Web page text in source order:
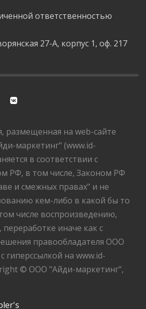
ответственностью
27-А, корпус 1, оф. 217
размещенная на web-сайте
маркетинг" (www.id-
в соответствии с
РФ, в том числе, Законом РФ
и смежных правах" и не
кем-либо в какой бы то
числе воспроизведению,
иначе как с
правообладателя ООО
гиперссылкой на www.id-
© ООО "Айди-маркетинг",